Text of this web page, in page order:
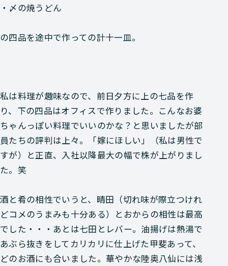
・〆の焼うどん
の四品を途中で作っての計十一皿。
私は料理が趣味なので、前日夕方に上の七品を作
り、下の四品はオフィスで作りました。こんなお婆
ちゃんっぽい料理でいいのかな？と思いましたが部
員たちの評判は上々。「嫁にほしい」（私は男性で
すが）と正直、入社以降最大の幅で株が上がりまし
た。笑
酒と肴の相性でいうと、晴田（切れ味が際立つけれ
どコメのうまみも十分ある）とおからの相性は最高
でした・・・あとは七田とレバー。油揚げは熱湯で
あぶら抜きをしてカリカリに仕上げた甲斐あって、
どのお酒にも合いました。華やかな陸奥八仙には浅